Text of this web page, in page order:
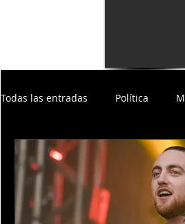
Todas las entradas Política